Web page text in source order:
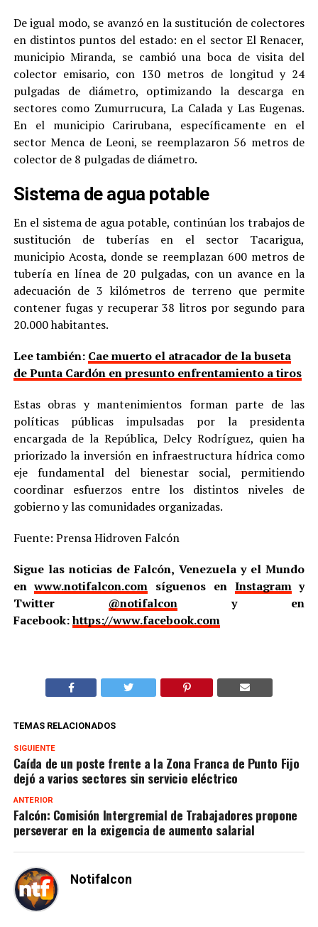
De igual modo, se avanzó en la sustitución de colectores
en distintos puntos del estado: en el sector El Renacer,
municipio Miranda, se cambió una boca de visita del
colector emisario, con 130 metros de longitud y 24
pulgadas de diámetro, optimizando la descarga en
sectores como Zumurrucura, La Calada y Las Eugenas.
En el municipio Carirubana, específicamente en el
sector Menca de Leoni, se reemplazaron 56 metros de
colector de 8 pulgadas de diámetro.
Sistema de agua potable
En el sistema de agua potable, continúan los trabajos de
sustitución de tuberías en el sector Tacarigua,
municipio Acosta, donde se reemplazan 600 metros de
tubería en línea de 20 pulgadas, con un avance en la
adecuación de 3 kilómetros de terreno que permite
contener fugas y recuperar 38 litros por segundo para
20.000 habitantes.
Lee también: Cae muerto el atracador de la buseta
de Punta Cardón en presunto enfrentamiento a tiros
Estas obras y mantenimientos forman parte de las
políticas públicas impulsadas por la presidenta
encargada de la República, Delcy Rodríguez, quien ha
priorizado la inversión en infraestructura hídrica como
eje fundamental del bienestar social, permitiendo
coordinar esfuerzos entre los distintos niveles de
gobierno y las comunidades organizadas.
Fuente: Prensa Hidroven Falcón
Sigue las noticias de Falcón, Venezuela y el Mundo
enwww.notifalcon.com síguenos en Instagramy
Twitter @notifalcony en
Facebook:https://www.facebook.com
TEMAS RELACIONADOS
SIGUIENTE
Caída de un poste frente a la Zona Franca de Punto Fijo
dejó a varios sectores sin servicio eléctrico
ANTERIOR
Falcón: Comisión Intergremial de Trabajadores propone
perseverar en la exigencia de aumento salarial
Notifalcon